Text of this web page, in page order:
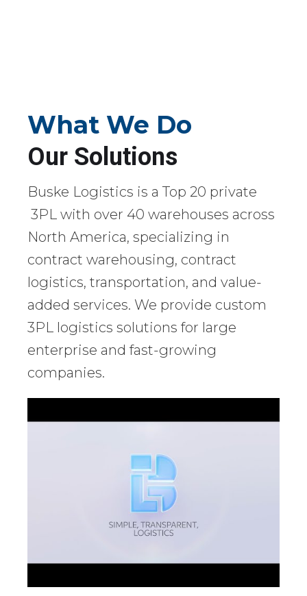
What We Do
Our Solutions
Buske Logistics is a Top 20 private
3PL with over 40 warehouses across
North America, specializing in
contract warehousing, contract
logistics, transportation, and value-
added services. We provide custom
3PL logistics solutions for large
enterprise and fast-growing
companies.